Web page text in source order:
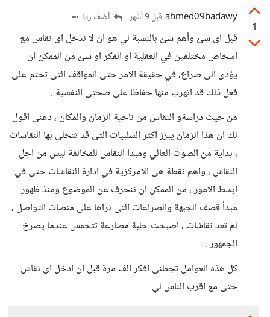
1
ahmed09badawy قبل 9 أشهر أضف ردا
قبل اى شئ وأهم شئ بالنسبة لي هو ان لا ندخل اى نقاش مع
اشخاص مختلفين في العقلية او الفكر او شئ من الممكن ان
يؤدى الى صراع، في حقيقة الامر حتى المواقف التى تحتم على
فعل ذلك قد اتهرب منها حفاظا على صحتى النفسية .
من حيث دراسةو النقاش من ناحية الزمان والمكان ، دعنى اقول
لك ان هذا الزمان يبرز اكثر السلبيات التى قد تتحلى بها النقاشات
، بداية من الصوت العالي ومبدا النقاش للمخالفة ليس من اجل
النقاش ، واهم نقطة هى الامركزية في ادارة النقاشات حتى في
ابسط الامور ، من الممكن ان ننحرف عن الموضوع ومنذ ظهور
مبدأ قصف الجبهة والصراعات التى نراها على منصات التواصل ،
لم تعد نقاشات ، اصبحت حلبة مصارعة تتحمس عندما يصرخ
الجمهور .
كل هذه العوامل تجعلنى افكر الف مرة قبل ان ادخل اى نقاش
حتى مع اقرب الناس لي